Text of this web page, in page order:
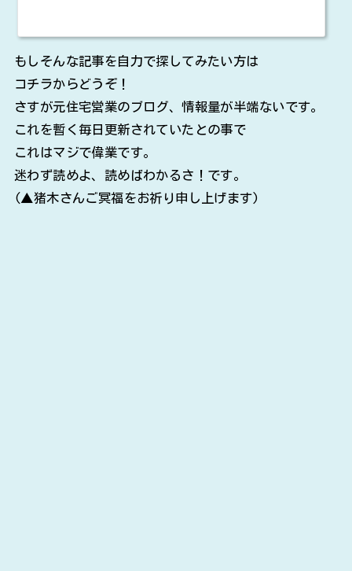
もしそんな記事を自力で探してみたい方は
コチラからどうぞ！
さすが元住宅営業のブログ、情報量が半端ないです。
これを暫く毎日更新されていたとの事で
これはマジで偉業です。
迷わず読めよ、読めばわかるさ！です。
(▲猪木さんご冥福をお祈り申し上げます)